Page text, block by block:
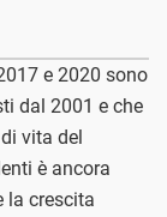
e 2020 sono
dal 2001 e che
vita del
è ancora
la crescita